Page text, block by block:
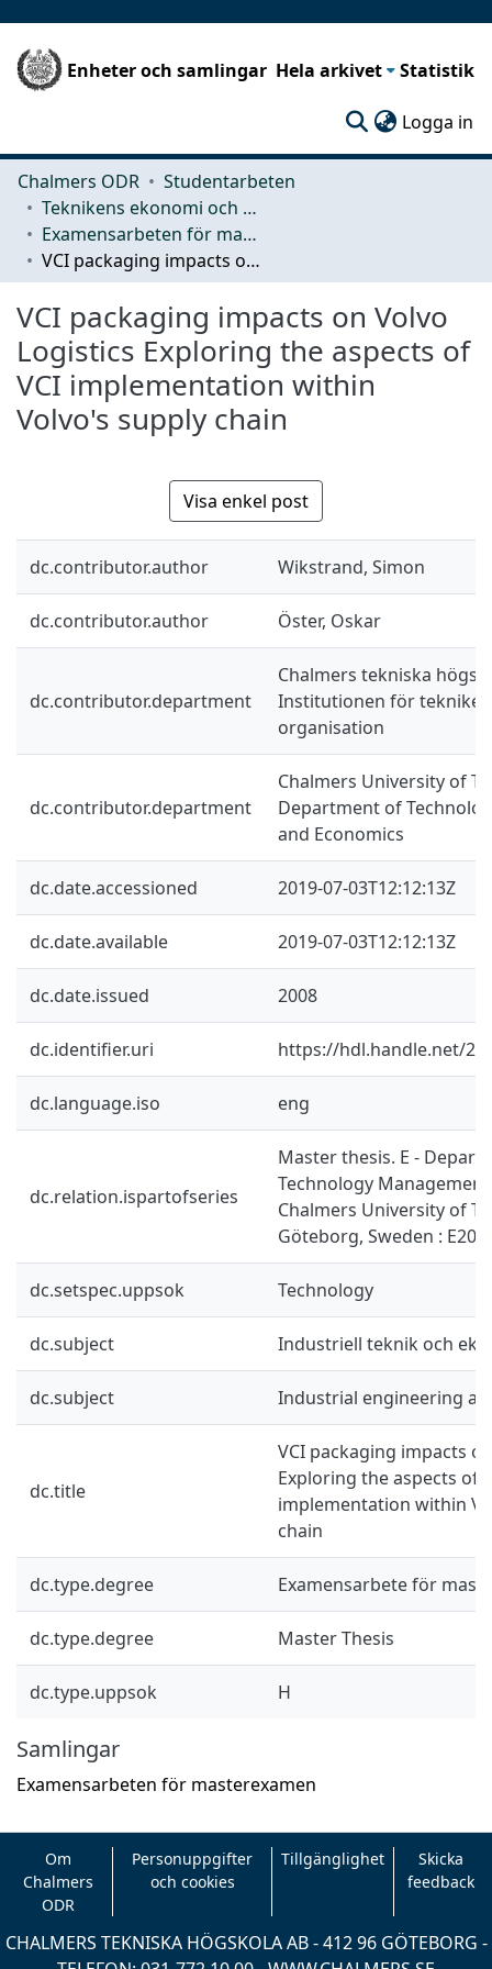
Enheter och samlingar Hela arkivet Statistik
Logga in
Chalmers ODR
Studentarbeten
Teknikens ekonomi och organisation
Examensarbeten för masterexamen
VCI packaging impacts on Volvo Logistics Exploring the aspects of VCI implementation within Volvo's supply chain
VCI packaging impacts on Volvo
Logistics Exploring the aspects of
VCI implementation within
Volvo's supply chain
Visa enkel post
dc.contributor.author Wikstrand, Simon
dc.contributor.author Öster, Oskar
dc.contributor.department
Chalmers tekniska
Institutionen för
organisation
dc.contributor.department
Chalmers University of
Department of
and Economics
dc.date.accessioned 2019-07-03T12:12:13Z
dc.date.available 2019-07-03T12:12:13Z
dc.date.issued 2008
dc.identifier.uri https://hdl.handle.net/
dc.language.iso eng
dc.relation.ispartofseries
Master thesis. E -
Technology
Chalmers University of
Göteborg, Sweden :
dc.setspec.uppsok Technology
dc.subject Industriell teknik och
dc.subject Industrial engineering
dc.title
VCI packaging impacts
Exploring the aspects of
implementation within
chain
dc.type.degree Examensarbete för
dc.type.degree Master Thesis
dc.type.uppsok H
Samlingar
Examensarbeten för masterexamen
Om
Chalmers
ODR
Personuppgifter
och cookies
Tillgänglighet
Skicka
feedback
CHALMERS TEKNISKA HÖGSKOLA AB - 412 96 GÖTEBORG -